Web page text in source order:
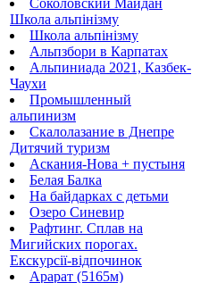
Школа альпінізму
Школа альпінізму
Альпзбори в Карпатах
Альпиниада 2021, Казбек-
Чаухи
Промышленный
альпинизм
Скалолазание в Днепре
Дитячий туризм
Аскания-Нова + пустыня
Белая Балка
На байдарках с детьми
Озеро Синевир
Рафтинг. Сплав на
Мигийских порогах.
Екскурсії-відпочинок
Арарат (5165м)